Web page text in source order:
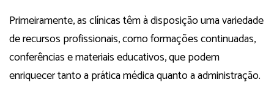
Primeiramente, as clínicas têm à disposição uma variedade
de recursos profissionais, como formações continuadas,
conferências e materiais educativos, que podem
enriquecer tanto a prática médica quanto a administração.